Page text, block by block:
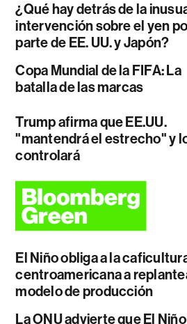
¿Qué hay detrás de la
intervención sobre el yen
parte de EE. UU. y Japón?
Copa Mundial de la FIFA: La
batalla de las marcas
Trump afirma que EE.UU.
"mantendrá el estrecho" y
controlará
El Niño obliga a la
centroamericana a
modelo de producción
La ONU advierte que El Niño